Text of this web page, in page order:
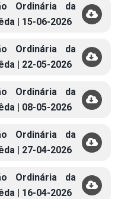
Ordinária da
| 15-06-2026
Ordinária da
| 22-05-2026
Ordinária da
| 08-05-2026
Ordinária da
| 27-04-2026
Ordinária da
| 16-04-2026